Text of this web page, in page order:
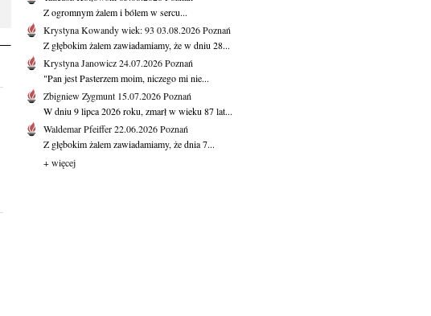
Z ogromnym żalem i bólem w sercu...
Krystyna Kowandywiek: 93 03.08.2026Poznań
Z głębokim żalem zawiadamiamy, że w dniu 28...
Krystyna Janowicz24.07.2026Poznań
"Pan jest Pasterzem moim, niczego mi nie...
Zbigniew Zygmunt 15.07.2026Poznań
W dniu 9 lipca 2026 roku, zmarł w wieku 87 lat...
Waldemar Pfeiffer22.06.2026Poznań
Z głębokim żalem zawiadamiamy, że dnia 7...
+ więcej